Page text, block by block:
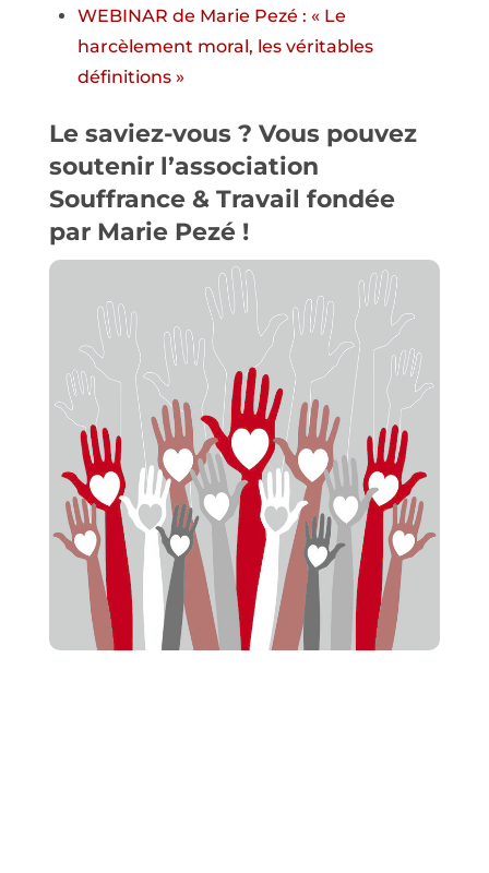
WEBINAR de Marie Pezé : « Le
harcèlement moral, les véritables
définitions »
Le saviez-vous ? Vous pouvez
soutenir l’association
Souffrance & Travail fondée
par Marie Pezé !